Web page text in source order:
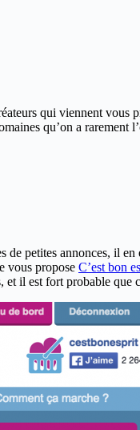
qui viennent vous
qu’on a rarement
petites annonces, il
vous propose C’est bon
il est fort probable que